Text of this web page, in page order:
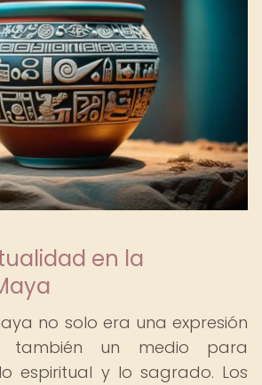
en la
no solo era una expresión
también un medio para
espiritual y lo sagrado. Los